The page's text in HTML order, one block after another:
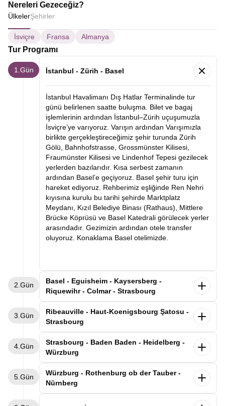
Nereleri Gezeceğiz?
ÜlkelerŞehirler
İsviçre Fransa Almanya
Tur Programı
1.Gün İstanbul - Zürih - Basel
İstanbul Havalimanı Dış Hatlar Terminalinde tur
günü belirlenen saatte buluşma. Bilet ve bagaj
işlemlerinin ardından İstanbul–Zürih uçuşumuzla
İsviçre’ye varıyoruz. Varışın ardından Varışımızla
birlikte gerçekleştireceğimiz şehir turunda Zürih
Gölü, Bahnhofstrasse, Grossmünster Kilisesi,
Fraumünster Kilisesi ve Lindenhof Tepesi gezilecek
yerlerden bazılarıdır. Kısa serbest zamanın
ardından Basel’e geçiyoruz. Basel şehir turu için
hareket ediyoruz. Rehberimiz eşliğinde Ren Nehri
kıyısına kurulu bu tarihi şehirde Marktplatz
Meydanı, Kızıl Belediye Binası (Rathaus), Mittlere
Brücke Köprüsü ve Basel Katedrali görülecek yerler
arasındadır. Gezimizin ardından otele transfer
oluyoruz. Konaklama Basel otelimizde.
2.Gün
Basel - Eguisheim - Kaysersberg -
Riquewihr - Colmar - Strasbourg
Dünyaca ünlü şarap yolunun en güzel kasabalarını
geziyoruz. Alsas-Loren bölgesinde leyleklerin en
geziyoruz. Rengarenk evlerin arasında gezimizi
tamamladıktan “İmparator’un Dağı” anlamına gelen
boyunca uzanan bu eşsiz kasabayı geziyoruz.
Sonrasında şarap mahzenleriyle ünlü Riquewihr
kasabasına geçiyoruz. Üzüm bağlarının kasabanın
3.Gün
Ribeauville - Haut-Koenigsbourg Şatosu -
Strasbourg
kahvaltımızı yaptıktan sonra Strasbourg'daki
otelimizden ayrılarak devam ediyoruz. İlk
incilerinden biri olan Ribeauvillé kasabası. Üzüm
bağlarıyla çevrili bu şirin kasabada, renkli ahşap
4.Gün
Strasbourg - Baden Baden - Heidelberg -
Würzburg
Almanya-Fransa sınırında Kara Ormanın tam
ortasında yer alan Baden-Baden’e geçiyoruz.
5.Gün
Würzburg - Rothenburg ob der Tauber -
Nürnberg